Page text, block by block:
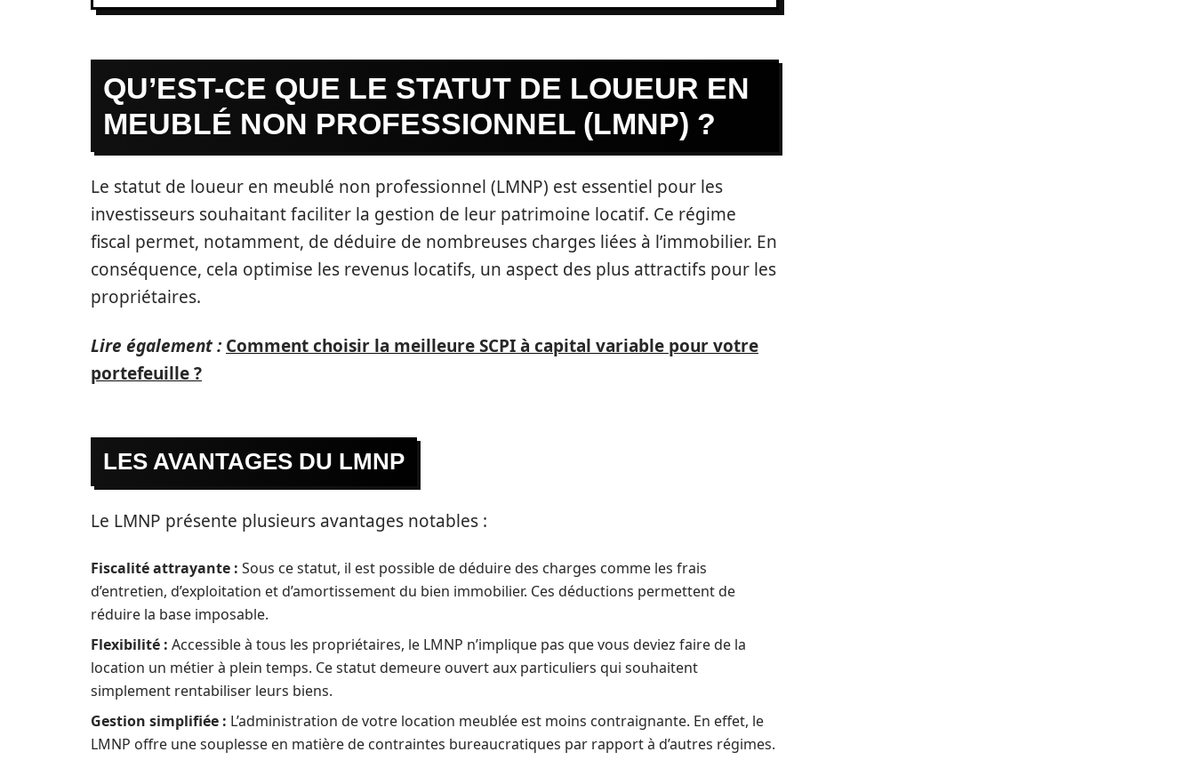
QU’EST-CE QUE LE STATUT DE LOUEUR EN
MEUBLÉ NON PROFESSIONNEL (LMNP) ?
Le statut de loueur en meublé non professionnel (LMNP) est essentiel pour les
investisseurs souhaitant faciliter la gestion de leur patrimoine locatif. Ce régime
fiscal permet, notamment, de déduire de nombreuses charges liées à l’immobilier. En
conséquence, cela optimise les revenus locatifs, un aspect des plus attractifs pour les
propriétaires.
Lire également : Comment choisir la meilleure SCPI à capital variable pour votre
portefeuille ?
LES AVANTAGES DU LMNP
Le LMNP présente plusieurs avantages notables :
Fiscalité attrayante : Sous ce statut, il est possible de déduire des charges comme les frais
d’entretien, d’exploitation et d’amortissement du bien immobilier. Ces déductions permettent de
réduire la base imposable.
Flexibilité : Accessible à tous les propriétaires, le LMNP n’implique pas que vous deviez faire de la
location un métier à plein temps. Ce statut demeure ouvert aux particuliers qui souhaitent
simplement rentabiliser leurs biens.
Gestion simplifiée : L’administration de votre location meublée est moins contraignante. En effet, le
LMNP offre une souplesse en matière de contraintes bureaucratiques par rapport à d’autres régimes.